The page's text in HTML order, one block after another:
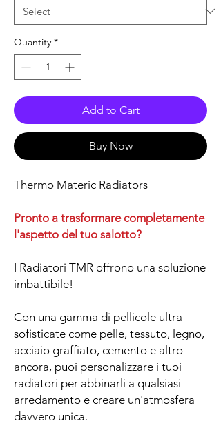
Quantity *
Add to Cart
Buy Now
Thermo Materic Radiators
Pronto a trasformare completamente
l'aspetto del tuo salotto?
I Radiatori TMR offrono una soluzione
imbattibile!
Con una gamma di pellicole ultra
sofisticate come pelle, tessuto, legno,
acciaio graffiato, cemento e altro
ancora, puoi personalizzare i tuoi
radiatori per abbinarli a qualsiasi
arredamento e creare un'atmosfera
davvero unica.